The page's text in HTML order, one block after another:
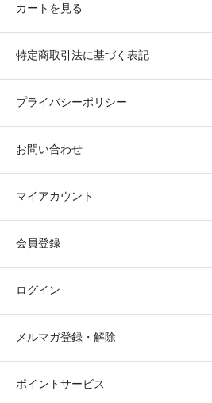
カートを見る
特定商取引法に基づく表記
プライバシーポリシー
お問い合わせ
マイアカウント
会員登録
ログイン
メルマガ登録・解除
ポイントサービス